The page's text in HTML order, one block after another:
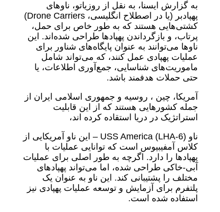
به گزارش ایسنا، به نقل از روزیاتو، ناوهای
پهپادبر (یا در اصطلاح انگلیسی، Drone Carriers)
کشتی‌هایی هستند که به طور خاص برای حمل،
پرتاب، و بازگرداندن پهپادها طراحی شده‌اند. این
ناوها می‌توانند به عنوان پایگاه‌های شناور برای
عملیات پهپادی عمل کنند، که می‌تواند شامل
ماموریت‌های شناسایی، جمع‌آوری اطلاعات، یا
حتی حملات هدفمند باشد.
آمریکا، چین ، روسیه و جمهوری اسلامی ایران از
جمله کشورهایی هستند که از این قابلیت
استراتژیک در دریا استقاده کرده اند،
ناو USS America (LHA-6) – این ناو آمریکایی از
کلاس آمفیبیوس است که توانایی عملیات با
پهپادها را دارد. اگرچه به طور اصلی برای عملیات
آبی-خاکی طراحی شده، اما می‌تواند پهپادهای
مختلف را پشتیبانی کند. این ناو به عنوان یک
پلتفرم برای آزمایش و توسعه عملیات پهپادی نیز
استفاده شده است.